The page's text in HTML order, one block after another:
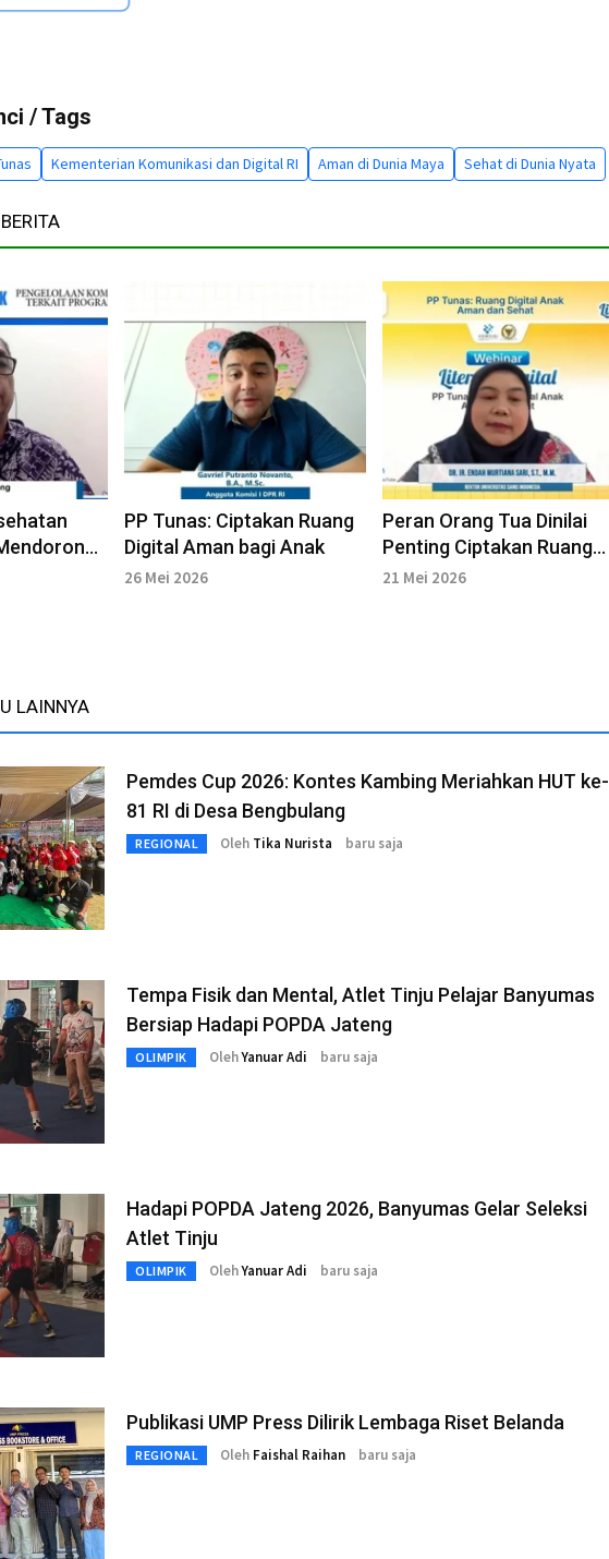
/ Tags
Kementerian Komunikasi dan Digital RI Aman di Dunia Maya Sehat di Dunia Nyata
BERITA
PP Tunas: Ciptakan Ruang
Digital Aman bagi Anak
26 Mei 2026
Peran Orang Tua Dinilai
Penting Ciptakan Ruang
Digital Aman bagi Anak
21 Mei 2026
LAINNYA
Pemdes Cup 2026: Kontes Kambing Meriahkan HUT ke-
81 RI di Desa Bengbulang
REGIONAL Oleh Tika Nurista baru saja
Tempa Fisik dan Mental, Atlet Tinju Pelajar Banyumas
Bersiap Hadapi POPDA Jateng
OLIMPIK OlehYanuar Adi baru saja
Hadapi POPDA Jateng 2026, Banyumas Gelar Seleksi
Atlet Tinju
OLIMPIK OlehYanuar Adi baru saja
Publikasi UMP Press Dilirik Lembaga Riset Belanda
REGIONAL Oleh Faishal Raihan baru saja